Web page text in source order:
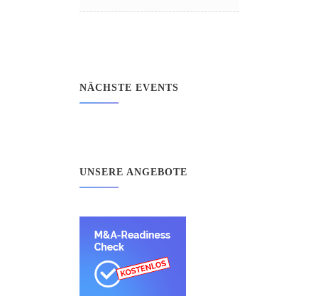
NÄCHSTE EVENTS
UNSERE ANGEBOTE